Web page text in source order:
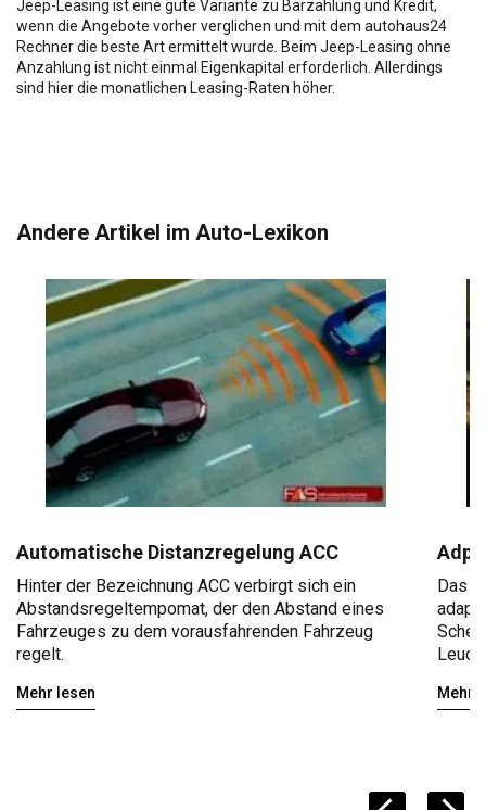
Jeep-Leasing ist eine gute Variante zu Barzahlung und Kredit,
wenn die Angebote vorher verglichen und mit dem autohaus24
Rechner die beste Art ermittelt wurde. Beim Jeep-Leasing ohne
Anzahlung ist nicht einmal Eigenkapital erforderlich. Allerdings
sind hier die monatlichen Leasing-Raten höher.
Andere Artikel im Auto-Lexikon
Automatische Distanzregelung ACC
Hinter der Bezeichnung ACC verbirgt sich ein
Abstandsregeltempomat, der den Abstand eines
Fahrzeuges zu dem vorausfahrenden Fahrzeug
regelt.
Mehr lesen
Das
Mehr